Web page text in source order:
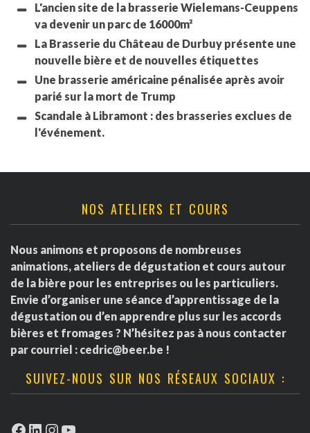
L'ancien site de la brasserie Wielemans-Ceuppens
va devenir un parc de 16000m²
La Brasserie du Château de Durbuy présente une
nouvelle bière et de nouvelles étiquettes
Une brasserie américaine pénalisée après avoir
parié sur la mort de Trump
Scandale à Libramont : des brasseries exclues de
l'événement.
NOS ATELIERS ET COURS
Nous animons et proposons de nombreuses
animations, ateliers de dégustation et cours autour
de la bière pour les entreprises ou les particuliers.
Envie d’organiser une séance d’apprentissage de la
dégustation ou d’en apprendre plus sur les accords
bières et fromages ? N’hésitez pas à nous contacter
par courriel : cedric@beer.be !
SUIVEZ-NOUS SUR NOS RÉSEAUX SOCIAUX :